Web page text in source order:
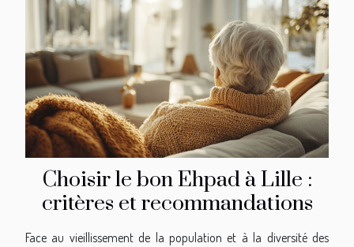
Choisir le bon Ehpad à Lille :
critères et recommandations
Face au vieillissement de la population et à la diversité des